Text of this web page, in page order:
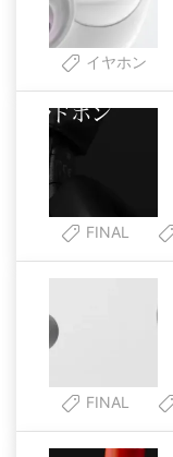
イヤホン
FINAL
FINAL